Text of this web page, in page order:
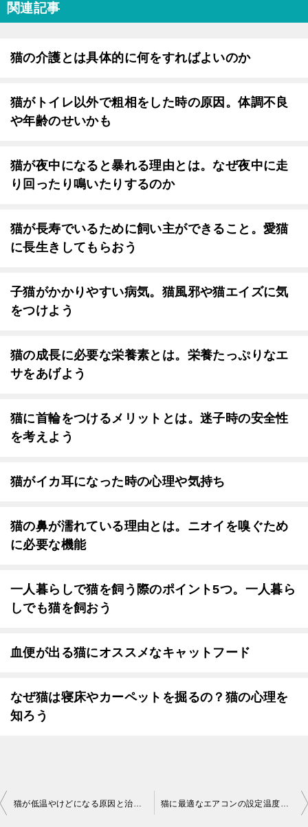
関連記事
猫の介護とは具体的に何をすればよいのか
猫がトイレ以外で粗相をした時の原因。体調不良
や年齢のせいかも
猫が夜中になると暴れる理由とは。なぜ夜中に走
り回ったり鳴いたりするのか
猫が長寿でいるために飼い主ができること。愛猫
に長生きしてもらおう
子猫がかかりやすい病気。猫風邪や猫エイズに気
をつけよう
猫の成長に必要な栄養素とは。栄養たっぷりなエ
サをあげよう
猫に首輪をつけるメリットとは。迷子時の安全性
を考えよう
猫がイカ耳になった時の心理や気持ち
猫の鼻が濡れている理由とは。ニオイを嗅ぐため
に必要な機能
一人暮らしで猫を飼う際のポイント5つ。一人暮ら
しでも猫を飼おう
血便が出る猫にオススメなキャットフード
なぜ猫は寝床やカーペットを掘るの？猫の心理を
知ろう
投
猫が低温やけどになる原因と治療法 猫に最適なエアコンの設定温度は27度から29度。猫を暑さや寒さから守ろう